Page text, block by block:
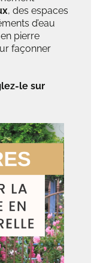
, des espaces
d’eau
pierre
façonner
le sur